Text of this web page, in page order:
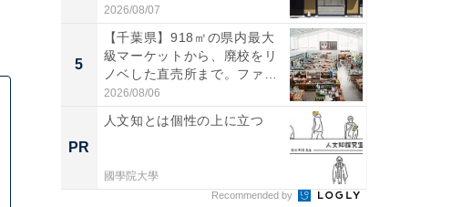
泉と...
2026/08/07
5
【千葉県】918㎡の県内最大
級マーケットから、廃校をリ
ノベした直売所まで。ファ
ー...
2026/08/06
PR
人文知とは個性の上に立つ
國學院大學
Recommended by